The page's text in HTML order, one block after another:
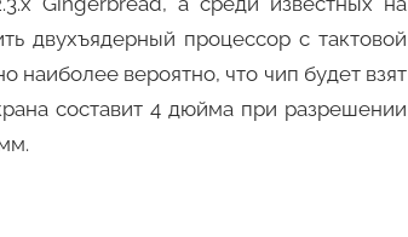
двухъядерный процессор с тактовой
наиболее вероятно, что чип будет взят
составит 4 дюйма при разрешении